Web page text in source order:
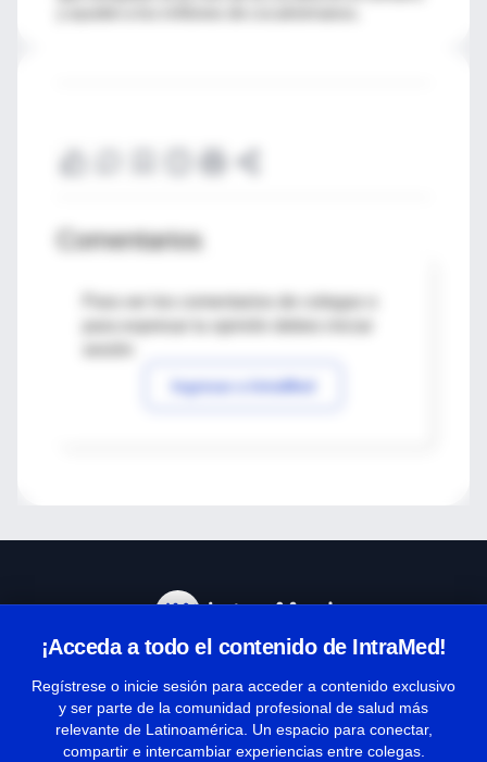
Comentarios
Para ver los comentarios de colegas o
Ingresar a IntraMed
¡Acceda a todo el contenido de IntraMed!
Regístrese o inicie sesión para acceder a contenido exclusivo
y ser parte de la comunidad profesional de salud más
relevante de Latinoamérica. Un espacio para conectar,
compartir e intercambiar experiencias entre colegas.
Términos y condiciones